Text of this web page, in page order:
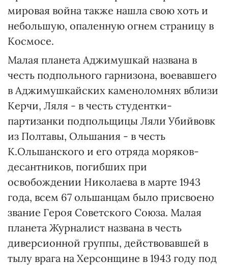
мировая война также нашла свою хоть и
небольшую, опаленную огнем страницу в
Космосе.
Малая планета Аджимушкай названа в
честь подпольного гарнизона, воевавшего
в Аджимушкайских каменоломнях вблизи
Керчи, Ляля - в честь студентки-
партизанки подпольщицы Ляли Убийвовк
из Полтавы, Ольшания - в честь
К.Ольшанского и его отряда моряков-
десантников, погибших при
освобождении Николаева в марте 1943
года, всем 67 ольшанцам было присвоено
звание Героя Советского Союза. Малая
планета Журналист названа в честь
диверсионной группы, действовавшей в
тылу врага на Херсонщине в 1943 году под